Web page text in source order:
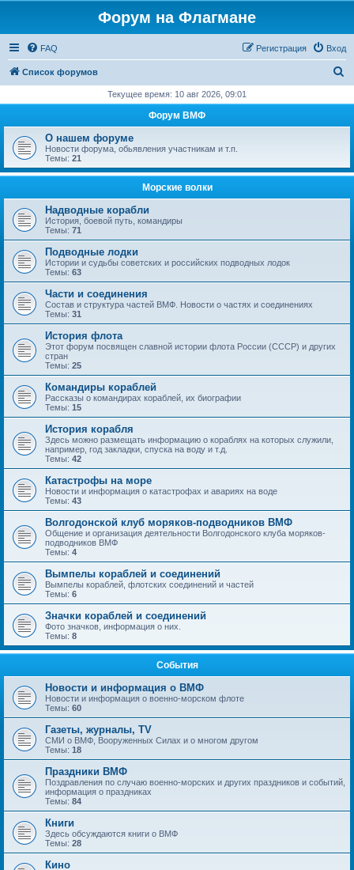
Форум на Флагмане
FAQ Вход
Регистрация
Список форумов
с
Текущее время: 10 авг 2026, 09:01
Форум ВМФ
О нашем форуме
Новости форума, обьявления участникам и т.п.
Темы: 21
Морские волки
Надводные корабли
История, боевой путь, командиры
Темы: 71
Подводные лодки
Истории и судьбы советских и российских подводных лодок
Темы: 63
Части и соединения
Состав и структура частей ВМФ. Новости о частях и соединениях
Темы: 31
История флота
Этот форум посвящен славной истории флота России (СССР) и других
стран
Темы: 25
Командиры кораблей
Рассказы о командирах кораблей, их биографии
Темы: 15
История корабля
Здесь можно размещать информацию о кораблях на которых служили,
например, год закладки, спуска на воду и т.д.
Темы: 42
Катастрофы на море
Новости и информация о катастрофах и авариях на воде
Темы: 43
Волгодонской клуб моряков-подводников ВМФ
Общение и организация деятельности Волгодонского клуба моряков-
подводников ВМФ
Темы: 4
Вымпелы кораблей и соединений
Вымпелы кораблей, флотских соединений и частей
Темы: 6
Значки кораблей и соединений
Фото значков, информация о них.
Темы: 8
События
Новости и информация о ВМФ
Новости и информация о военно-морском флоте
Темы: 60
Газеты, журналы, TV
СМИ о ВМФ, Вооруженных Силах и о многом другом
Темы: 18
Праздники ВМФ
Поздравления по случаю военно-морских и других праздников и событий,
информация о праздниках
Темы: 84
Книги
Здесь обсуждаются книги о ВМФ
Темы: 28
Кино